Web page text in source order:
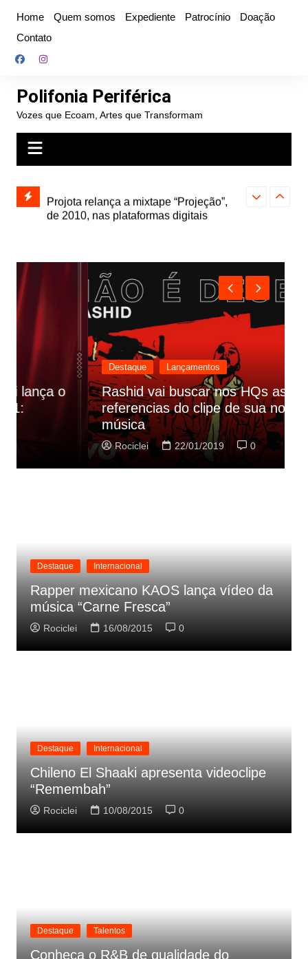
conteúdo
Home Quem somos Expediente Patrocínio
Doação
Contato
Polifonia Periférica
Vozes que Ecoam, Artes que Transformam
e abre
autoral,
de 2010, nas plataformas digitais
Farofa
Lançamentos
Rashid vai buscar nos HQs as
referencias do clipe de sua nova
22/01/2019 0
Destaque Internacional
Rapper mexicano KAOS lança vídeo da
música “Carne Fresca”
Rociclei 16/08/2015 0
Destaque Internacional
Chileno El Shaaki apresenta videoclipe
“Remembah”
Rociclei 10/08/2015 0
Destaque Talentos
Conheça o R&B de qualidade do